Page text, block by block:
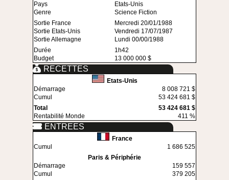
Pays
Etats-Unis
Genre
Science Fiction
Sortie France
Mercredi 20/01/1988
Sortie Etats-Unis
Vendredi 17/07/1987
Sortie Allemagne
Lundi 00/00/1988
Durée
1h42
Budget
13 000 000 $
RECETTES
Etats-Unis
Démarrage
8 008 721 $
Cumul
53 424 681 $
Total
53 424 681 $
Rentabilité Monde
411 %
ENTREES
France
Cumul
1 686 525
Paris & Périphérie
Démarrage
159 557
Cumul
379 205